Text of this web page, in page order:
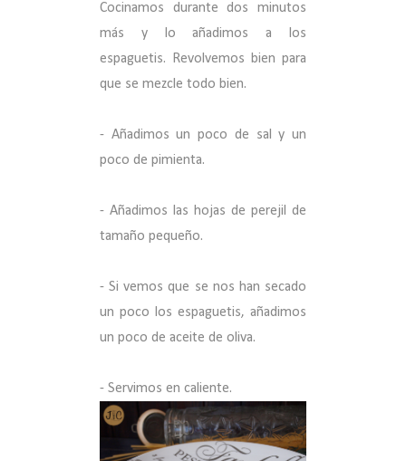
Cocinamos durante dos minutos
más y lo añadimos a los
espaguetis. Revolvemos bien para
que se mezcle todo bien.
- Añadimos un poco de sal y un
poco de pimienta.
- Añadimos las hojas de perejil de
tamaño pequeño.
- Si vemos que se nos han secado
un poco los espaguetis, añadimos
un poco de aceite de oliva.
- Servimos en caliente.